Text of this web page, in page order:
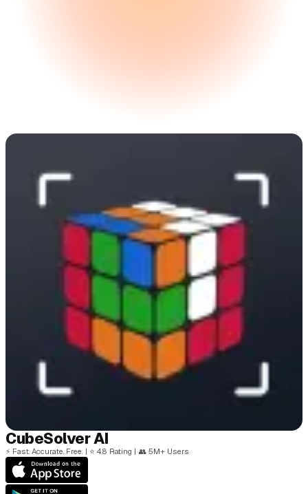
CubeSolverAI
⚡ Fast. Accurate. Free. | ⭐ 4.8 Rating | 👥5M+ Users